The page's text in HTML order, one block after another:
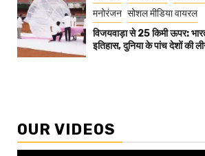
मनोरंजन सोशल मीडिया वायरल
विजयवाड़ा से 25 किमी ऊपर:
इतिहास, दुनिया के पांच देशों की
OUR VIDEOS